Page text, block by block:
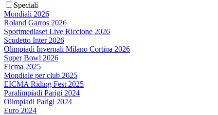
Speciali
Mondiali 2026
Roland Garros 2026
Sportmediaset Live Riccione 2026
Scudetto Inter 2026
Olimpiadi Invernali Milano Cortina 2026
Super Bowl 2026
Eicma 2025
Mondiale per club 2025
EICMA Riding Fest 2025
Paralimpiadi Parigi 2024
Olimpiadi Parigi 2024
Euro 2024